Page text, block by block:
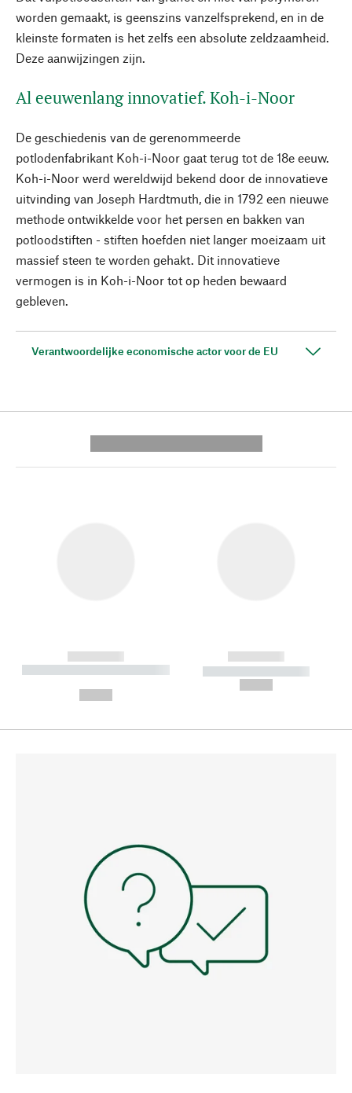
worden gemaakt, is geenszins vanzelfsprekend, en in de
kleinste formaten is het zelfs een absolute zeldzaamheid.
Deze aanwijzingen zijn.
Al eeuwenlang innovatief. Koh-i-Noor
De geschiedenis van de gerenommeerde
potlodenfabrikant Koh-i-Noor gaat terug tot de 18e eeuw.
Koh-i-Noor werd wereldwijd bekend door de innovatieve
uitvinding van Joseph Hardtmuth, die in 1792 een nieuwe
methode ontwikkelde voor het persen en bakken van
potloodstiften - stiften hoefden niet langer moeizaam uit
massief steen te worden gehakt. Dit innovatieve
vermogen is in Koh-i-Noor tot op heden bewaard
gebleven.
Verantwoordelijke economische actor voor de EU
------------
----------- ----------- --------
------------
----------- -----------